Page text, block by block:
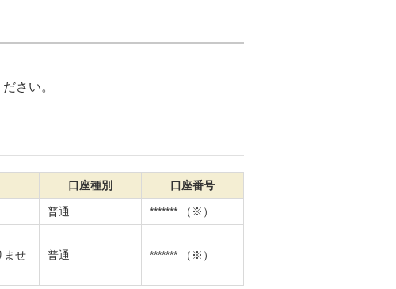
さい。
口座種別 口座番号
普通 ******* （※）
ませ
普通 ******* （※）